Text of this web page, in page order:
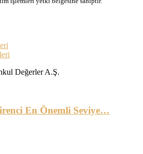
Değerler A.Ş.
En Önemli Seviye…